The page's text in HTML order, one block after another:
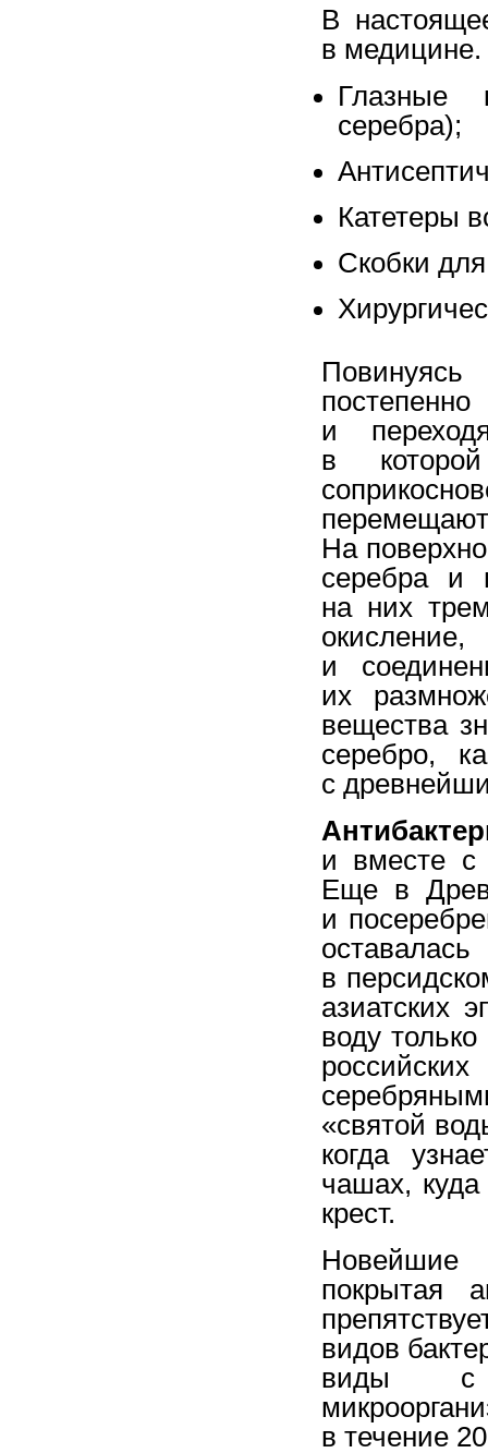
В
в
Глазные
серебра);
Катетеры
Скобки
и
в
На
серебра и
на них
и
их
вещества
серебро,
с
и вместе с
Еще в
и
в
азиатских
воду
«святой
когда
чашах,
крест.
Новейшие
покрытая
видов
виды с
в течение